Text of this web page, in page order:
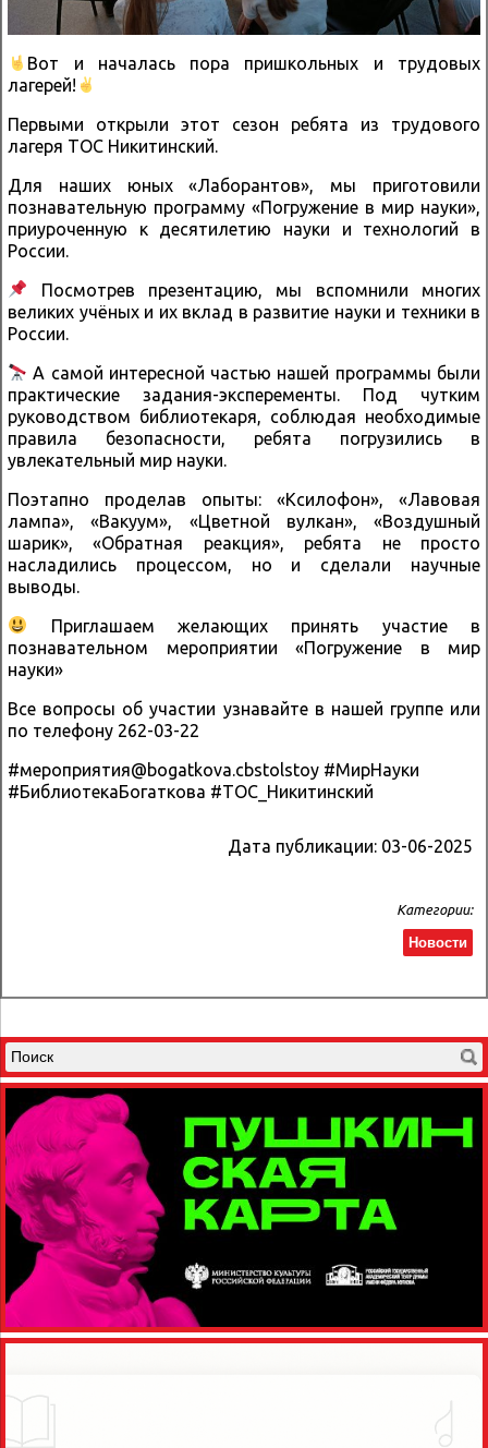
Вот и началась пора пришкольных и трудовых
лагерей!
Первыми открыли этот сезон ребята из трудового
лагеря ТОС Никитинский.
Для наших юных «Лаборантов», мы приготовили
познавательную программу «Погружение в мир науки»,
приуроченную к десятилетию науки и технологий в
России.
Посмотрев презентацию, мы вспомнили многих
великих учёных и их вклад в развитие науки и техники в
России.
А самой интересной частью нашей программы были
практические задания-эксперементы. Под чутким
руководством библиотекаря, соблюдая необходимые
правила безопасности, ребята погрузились в
увлекательный мир науки.
Поэтапно проделав опыты: «Ксилофон», «Лавовая
лампа», «Вакуум», «Цветной вулкан», «Воздушный
шарик», «Обратная реакция», ребята не просто
насладились процессом, но и сделали научные
выводы.
Приглашаем желающих принять участие в
познавательном мероприятии «Погружение в мир
науки»
Все вопросы об участии узнавайте в нашей группе или
по телефону 262-03-22
#мероприятия@bogatkova.cbstolstoy #МирНауки
#БиблиотекаБогаткова #ТОС_Никитинский
Дата публикации: 03-06-2025
Категории:
Новости